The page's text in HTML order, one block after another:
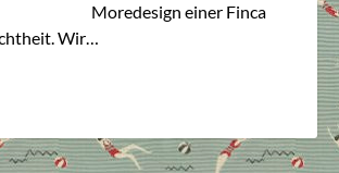
Moredesign einer Finca
Wir…